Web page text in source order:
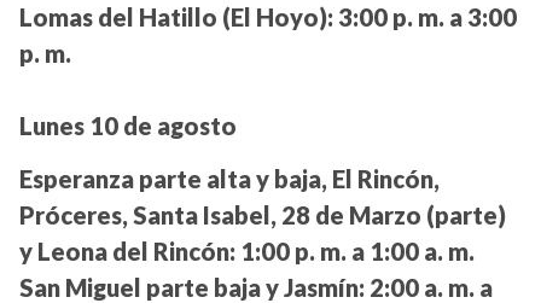
Lomas del Hatillo (El Hoyo): 3:00 p. m. a 3:00
p. m.
Lunes 10 de agosto
Esperanza parte alta y baja, El Rincón,
Próceres, Santa Isabel, 28 de Marzo (parte)
y Leona del Rincón: 1:00 p. m. a 1:00 a. m.
San Miguel parte baja y Jasmín: 2:00 a. m. a